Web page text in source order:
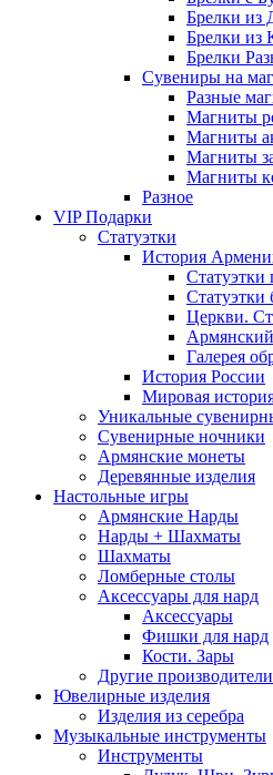
Брелки из
Брелки из
Брелки
Сувениры на
Разные
Магниты
Магниты
Магниты
Магниты
Разное
VIP Подарки
Статуэтки
История
Статуэтки
Статуэтки
Церкви.
Галерея
История России
Мировая
Уникальные
Сувенирные ночники
Армянские монеты
Деревянные изделия
Настольные игры
Армянские Нарды
Нарды + Шахматы
Шахматы
Ломберные столы
Аксессуары для нард
Аксессуары
Фишки для нард
Кости. Зары
Другие производители
Ювелирные изделия
Изделия из серебра
Музыкальные инструменты
Инструменты